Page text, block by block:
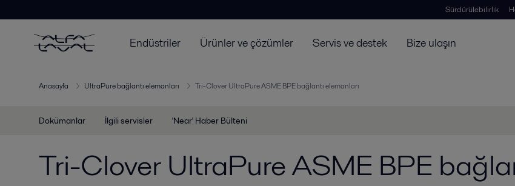
Sürdürülebilirlik
Endüstriler Ürünler ve çözümler Servis ve destek Bize ulaşın
Anasayfa UltraPure bağlantı elemanları Tri-Clover UltraPure ASME BPE bağlantı elemanları
Dokümanlar İlgili servisler 'Near' Haber Bülteni
Tri-Clover UltraPure ASME BPE